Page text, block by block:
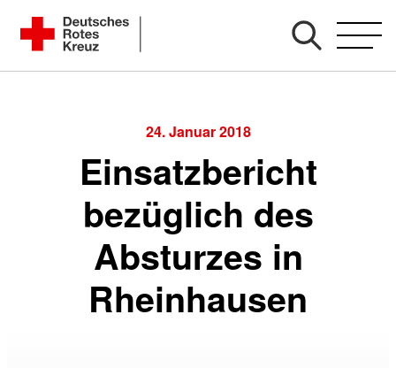
Zum
Inhalt
springen
Kreisverband Karlsruhe e. V.
Kreisbereitschaftsleitung
24. Januar 2018
Einsatzbericht
bezüglich des
Absturzes in
Rheinhausen